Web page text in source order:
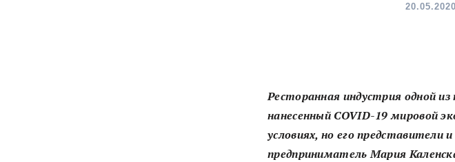
20.05.2020
Ресторанная индустрия одной из
нанесенный COVID-19 мировой
условиях, но его
предприниматель Мария